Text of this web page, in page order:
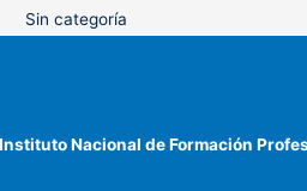
Sin categoría
Instituto Nacional de Formación